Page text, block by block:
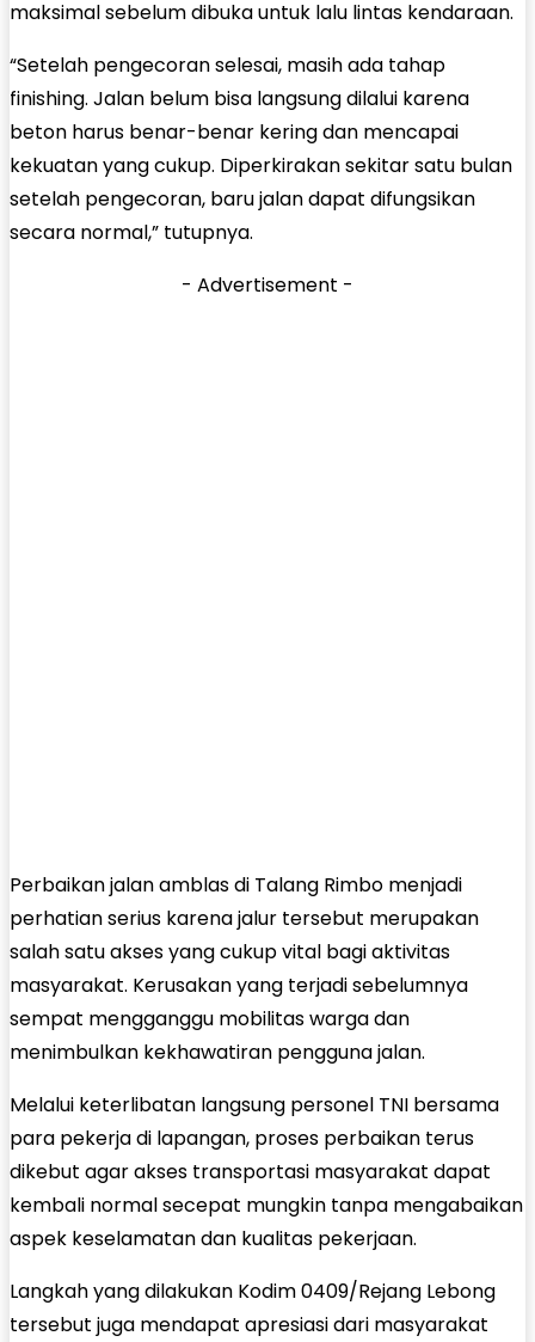
maksimal sebelum dibuka untuk lalu lintas kendaraan.
“Setelah pengecoran selesai, masih ada tahap
finishing. Jalan belum bisa langsung dilalui karena
beton harus benar-benar kering dan mencapai
kekuatan yang cukup. Diperkirakan sekitar satu bulan
setelah pengecoran, baru jalan dapat difungsikan
secara normal,” tutupnya.
- Advertisement -
Perbaikan jalan amblas di Talang Rimbo menjadi
perhatian serius karena jalur tersebut merupakan
salah satu akses yang cukup vital bagi aktivitas
masyarakat. Kerusakan yang terjadi sebelumnya
sempat mengganggu mobilitas warga dan
menimbulkan kekhawatiran pengguna jalan.
Melalui keterlibatan langsung personel TNI bersama
para pekerja di lapangan, proses perbaikan terus
dikebut agar akses transportasi masyarakat dapat
kembali normal secepat mungkin tanpa mengabaikan
aspek keselamatan dan kualitas pekerjaan.
Langkah yang dilakukan Kodim 0409/Rejang Lebong
tersebut juga mendapat apresiasi dari masyarakat